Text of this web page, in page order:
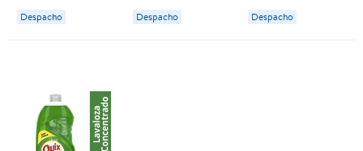
L Quix
Despacho
Botella. 1,2 L
Quix
Despacho
L Quix
Despacho